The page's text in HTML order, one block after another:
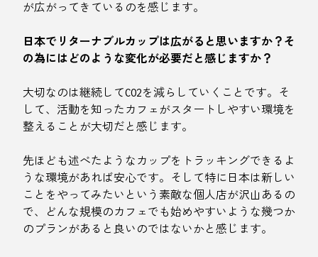
が広がってきているのを感じます。
日本でリターナブルカップは広がると思いますか？そ
の為にはどのような変化が必要だと感じますか？
大切なのは継続してCO2を減らしていくことです。そ
して、活動を知ったカフェがスタートしやすい環境を
整えることが大切だと感じます。
先ほども述べたようなカップをトラッキングできるよ
うな環境があれば安心です。そして特に日本は新しい
ことをやってみたいという素敵な個人店が沢山あるの
で、どんな規模のカフェでも始めやすいような幾つか
のプランがあると良いのではないかと感じます。